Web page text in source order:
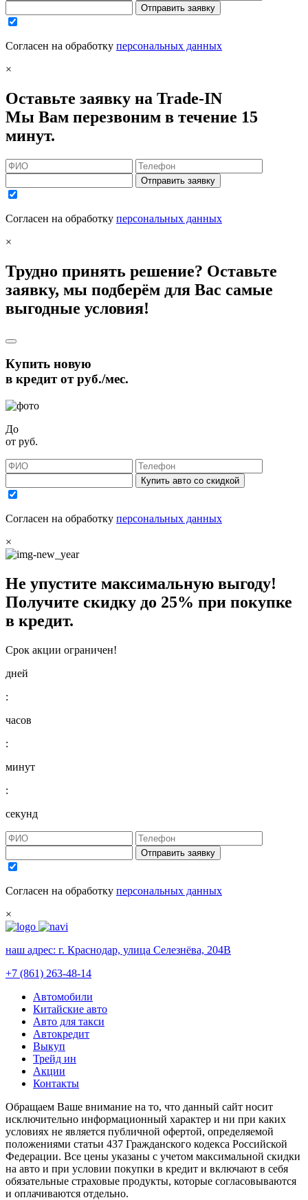
Отправить заявку
Согласен на обработку персональных данных
×
Оставьте заявку на Trade-IN
Мы Вам перезвоним в течение 15
минут.
Отправить заявку
Согласен на обработку персональных данных
×
Трудно принять решение? Оставьте
заявку, мы подберём для Вас самые
выгодные условия!
Купить новую
в кредит отруб./мес.
До
от руб.
Купить авто со скидкой
Согласен на обработку персональных данных
×
Не упустите максимальную выгоду!
Получите скидку до 25% при покупке
в кредит.
Срок акции ограничен!
дней
:
часов
:
минут
:
секунд
Отправить заявку
Согласен на обработку персональных данных
×
наш адрес: г. Краснодар, улица Селезнёва, 204В
+7 (861) 263-48-14
Автомобили
Китайские авто
Авто для такси
Автокредит
Выкуп
Трейд ин
Акции
Контакты
Обращаем Ваше внимание на то, что данный сайт носит
исключительно информационный характер и ни при каких
условиях не является публичной офертой, определяемой
положениями статьи 437 Гражданского кодекса Российской
Федерации. Все цены указаны с учетом максимальной скидки
на авто и при условии покупки в кредит и включают в себя
обязательные страховые продукты, которые согласовываются
и оплачиваются отдельно.